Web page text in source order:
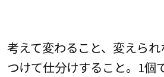
考えて変わること、変えら
つけて仕分けすること。1個